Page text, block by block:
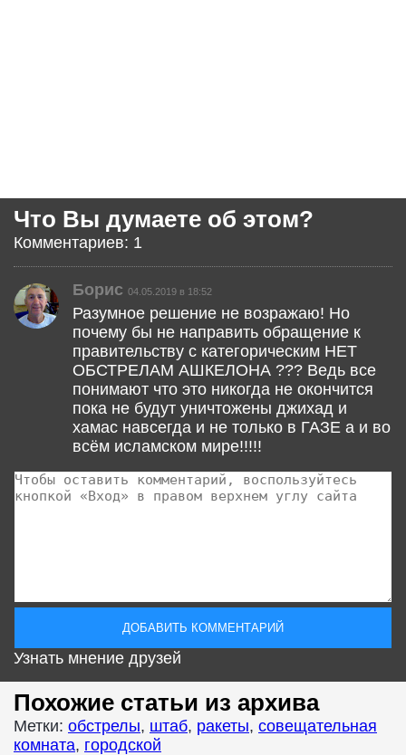
Что Вы думаете об этом?
Комментариев: 1
Борис 04.05.2019 в 18:52
Разумное решение не возражаю! Но
почему бы не направить обращение к
правительству с категорическим НЕТ
ОБСТРЕЛАМ АШКЕЛОНА ??? Ведь все
понимают что это никогда не окончится
пока не будут уничтожены джихад и
хамас навсегда и не только в ГАЗЕ а и во
всём исламском мире!!!!!
Узнать мнение друзей
Похожие статьи из архива
Метки: обстрелы, штаб, ракеты, совещательная
комната, городской